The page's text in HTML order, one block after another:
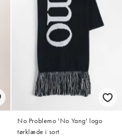
No Problemo 'No Yang' logo
tørklæde i sort